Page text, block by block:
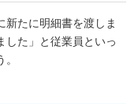
新たに明細書を渡しま
した」と従業員といっ